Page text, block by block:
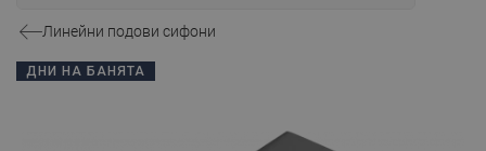
Линейни подови сифони
ДНИ НА БАНЯТА